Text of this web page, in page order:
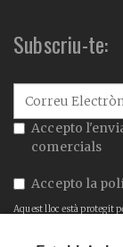
Subscriu-te:
Accepto
comercials
Accepto la
Aquest lloc està protegit